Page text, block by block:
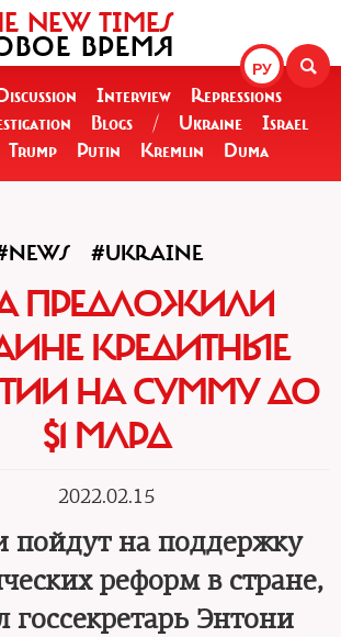
РУ
NEW TIMES
ВРЕМЯ
Interview
Repressions
Blogs / Ukraine
Israel
Trump Putin Kremlin Duma
#UKRAINE
ПРЕДЛОЖИЛИ
КРЕДИТНЫЕ
НА СУММУ ДО
$1 МЛРД
2022.02.15
пойдут на поддержку
реформ в стране,
госсекретарь Энтони